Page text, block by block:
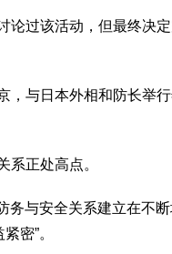
论过该活动，但最终决
，与日本外相和防长举
系正处高点。
务与安全关系建立在不
密”。